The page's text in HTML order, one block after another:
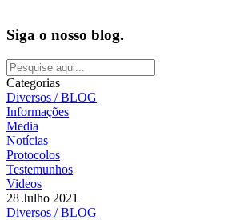
Siga o nosso blog.
Categorias
Diversos / BLOG
Informações
Media
Notícias
Protocolos
Testemunhos
Videos
28 Julho 2021
Diversos / BLOG